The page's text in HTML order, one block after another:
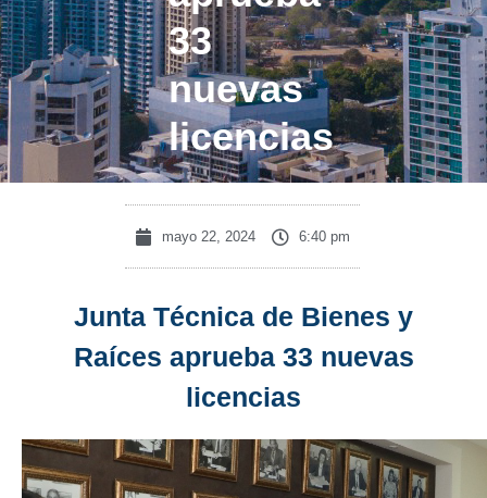
33
nuevas
licencias
mayo 22, 2024 6:40 pm
Junta Técnica de Bienes y
Raíces aprueba 33 nuevas
licencias